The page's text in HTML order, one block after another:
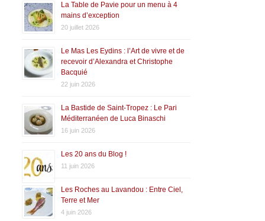
La Table de Pavie pour un menu à 4
mains d’exception
20 juillet 2026
Le Mas Les Eydins : l’Art de vivre et de
recevoir d’Alexandra et Christophe
Bacquié
22 juin 2026
La Bastide de Saint-Tropez : Le Pari
Méditerranéen de Luca Binaschi
16 juin 2026
Les 20 ans du Blog !
11 juin 2026
Les Roches au Lavandou : Entre Ciel,
Terre et Mer
4 juin 2026